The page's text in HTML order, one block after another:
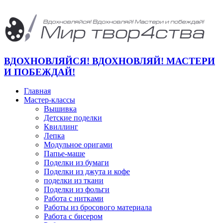
ВДОХНОВЛЯЙСЯ! ВДОХНОВЛЯЙ! МАСТЕРИ
И ПОБЕЖДАЙ!
Главная
Мастер-классы
Вышивка
Детские поделки
Квиллинг
Лепка
Модульное оригами
Папье-маше
Поделки из бумаги
Поделки из джута и кофе
поделки из ткани
Поделки из фольги
Работа с нитками
Работы из бросового материала
Работа с бисером